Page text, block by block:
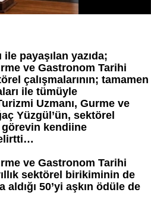
payaşılan yazıda;
ve Gastronom Tarihi
çalışmalarının; tamamen
ile tümüyle
Uzmanı, Gurme ve
Yüzgül’ün, sektörel
kendiine
ve Gastronom Tarihi
sektörel birikiminin de
50’yi aşkın ödüle de